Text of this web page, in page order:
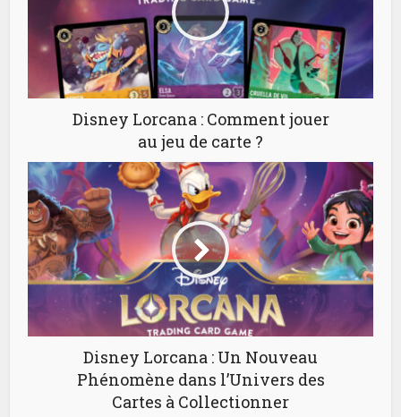
Disney Lorcana : Comment jouer
au jeu de carte ?
Disney Lorcana : Un Nouveau
Phénomène dans l’Univers des
Cartes à Collectionner